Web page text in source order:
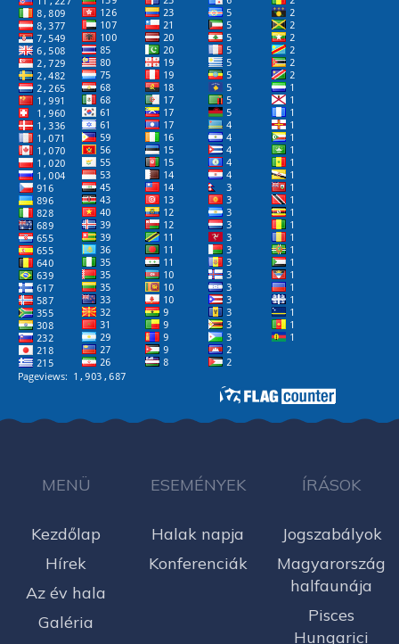
MENÜ
Kezdőlap
Hírek
Az év hala
Galéria
ESEMÉNYEK
Halak napja
Konferenciák
ÍRÁSOK
Jogszabályok
Magyarország
halfaunája
Pisces
Hungarici